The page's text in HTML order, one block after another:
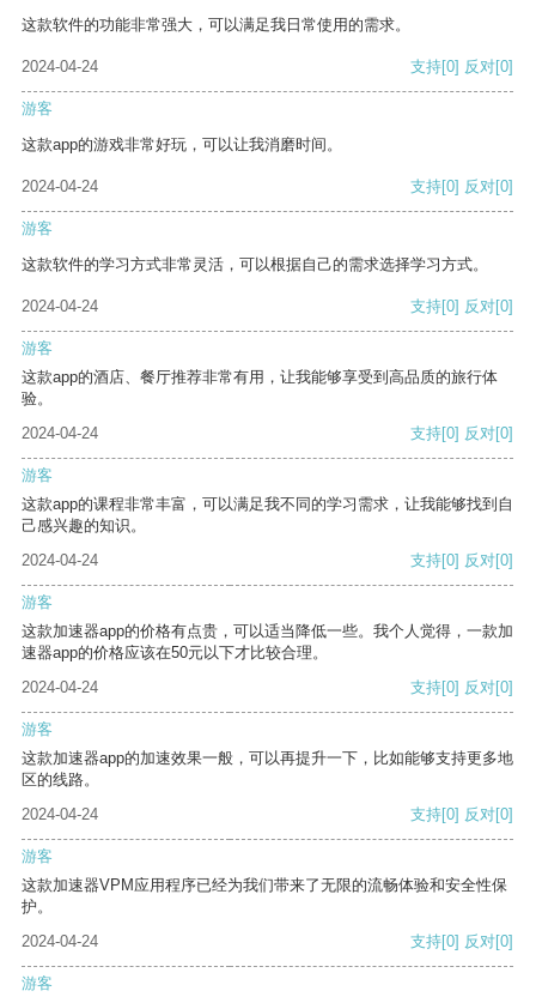
这款软件的功能非常强大，可以满足我日常使用的需求。
2024-04-24 支持[0] 反对[0]
游客
这款app的游戏非常好玩，可以让我消磨时间。
2024-04-24 支持[0] 反对[0]
游客
这款软件的学习方式非常灵活，可以根据自己的需求选择学习方式。
2024-04-24 支持[0] 反对[0]
游客
这款app的酒店、餐厅推荐非常有用，让我能够享受到高品质的旅行体
验。
2024-04-24
支持[0] 反对[0]
游客
这款app的课程非常丰富，可以满足我不同的学习需求，让我能够找到自
己感兴趣的知识。
2024-04-24
支持[0] 反对[0]
游客
这款加速器app的价格有点贵，可以适当降低一些。我个人觉得，一款加
速器app的价格应该在50元以下才比较合理。
2024-04-24
支持[0] 反对[0]
游客
这款加速器app的加速效果一般，可以再提升一下，比如能够支持更多地
区的线路。
2024-04-24
支持[0] 反对[0]
游客
这款加速器VPM应用程序已经为我们带来了无限的流畅体验和安全性保
护。
2024-04-24
支持[0] 反对[0]
游客